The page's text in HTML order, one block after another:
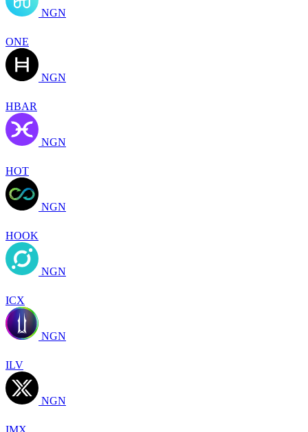
NGN
ONE
NGN
HBAR
NGN
HOT
NGN
HOOK
NGN
ICX
NGN
ILV
NGN
IMX